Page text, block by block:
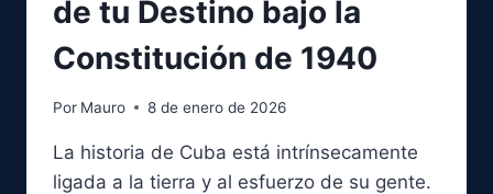
de tu Destino bajo la
Constitución de 1940
Por Mauro 8 de enero de 2026
La historia de Cuba está intrínsecamente
ligada a la tierra y al esfuerzo de su gente.